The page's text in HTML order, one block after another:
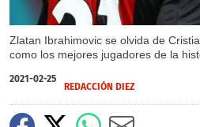
Zlatan Ibrahimovic se olvida de
como los mejores jugadores de la
2021-02-25
REDACCIÓN DIEZ